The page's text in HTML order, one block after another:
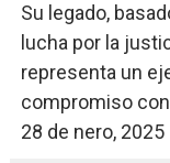
Su legado,
lucha por la
representa un
compromiso
28 de nero, 2025